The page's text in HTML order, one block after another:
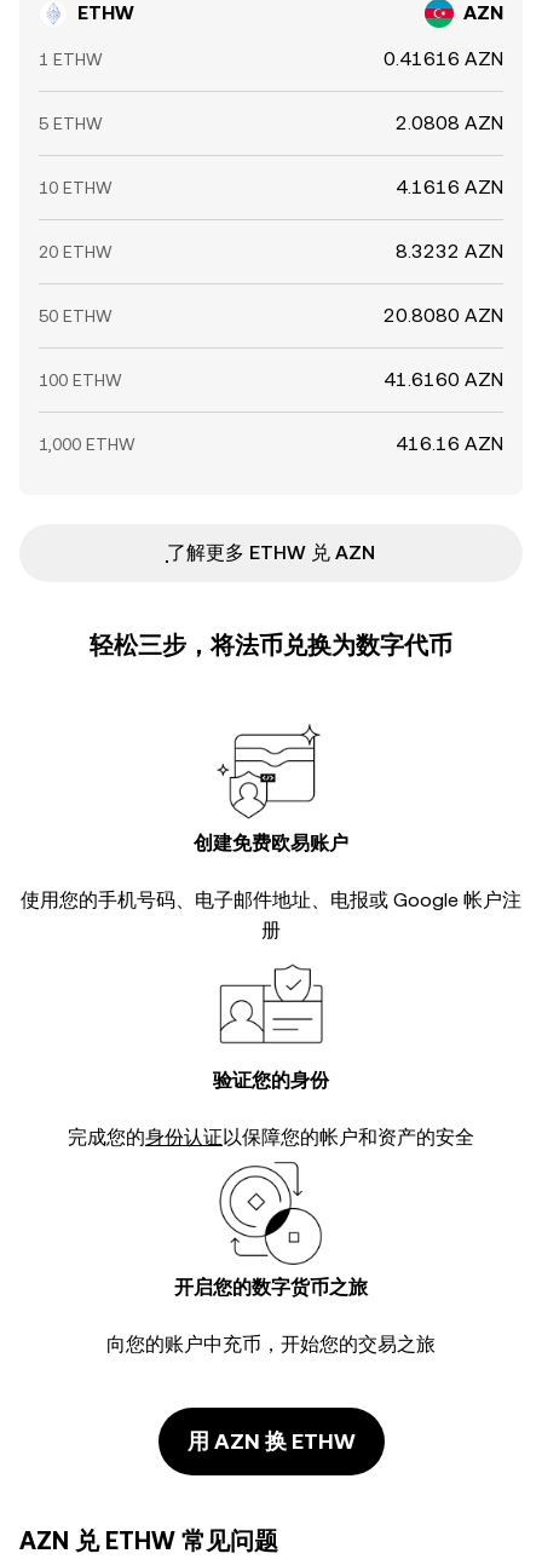
ETHW AZN
1 ETHW 0.41616 AZN
5 ETHW 2.0808 AZN
10 ETHW 4.1616 AZN
20 ETHW 8.3232 AZN
50 ETHW 20.8080 AZN
100 ETHW 41.6160 AZN
1,000 ETHW 416.16 AZN
ִִִִִִִִִִִִִִִִִִִִִִִִִִִִִִִִִִִִִִִִִִִִִִִ了解更多 ETHW 兑 AZN
轻松三步，将法币兑换为数字代币
创建免费欧易账户
使用您的手机号码、电子邮件地址、电报或 Google 帐户注
册
验证您的身份
完成您的身份认证以保障您的帐户和资产的安全
开启您的数字货币之旅
向您的账户中充币，开始您的交易之旅
用 AZN 换 ETHW
AZN 兑 ETHW 常见问题